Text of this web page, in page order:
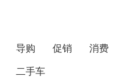
导购 促销
消费
二手车